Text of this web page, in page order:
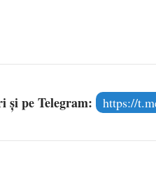
și pe Telegram: https://